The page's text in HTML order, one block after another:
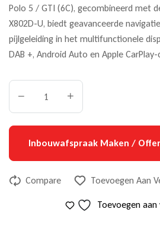
Polo 5 / GTI (6C), gecombineerd met
X802D-U, biedt geavanceerde
pijlgeleiding in het multifunctionele
DAB +, Android Auto en Apple
Inbouwafspraak Maken /
Compare Toevoegen Aan
Toevoegen